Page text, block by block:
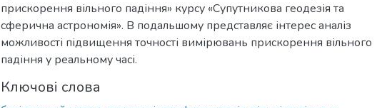
прискорення вільного падіння» курсу «Супутникова геодезія та
сферична астрономія». В подальшому представляє інтерес аналіз
можливості підвищення точності вимірювань прискорення вільного
падіння у реальному часі.
Ключові слова